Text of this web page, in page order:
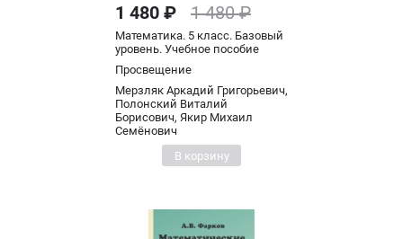
1 480 ₽ 1 480 ₽
Математика. 5 класс. Базовый
уровень. Учебное пособие
Просвещение
Мерзляк Аркадий Григорьевич,
Полонский Виталий
Борисович, Якир Михаил
Семёнович
В корзину